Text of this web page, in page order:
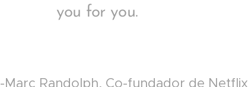
you for you.
-Marc Randolph, Co-fundador de Netflix